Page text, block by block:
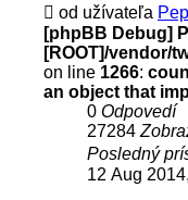
od užívateľa
[phpBB Debug]
[ROOT]/vendor/
on line 1266:
an object that
0 Odpovedí
27284
Posledný
12 Aug